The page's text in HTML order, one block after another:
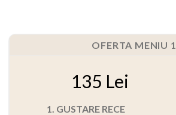
OFERTA MENIU 1
135 Lei
1. GUSTARE RECE